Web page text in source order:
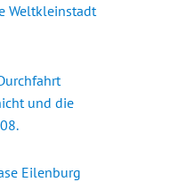
„Fokus Friedensorte
Weltkleinstadt
und die
Eilenburg